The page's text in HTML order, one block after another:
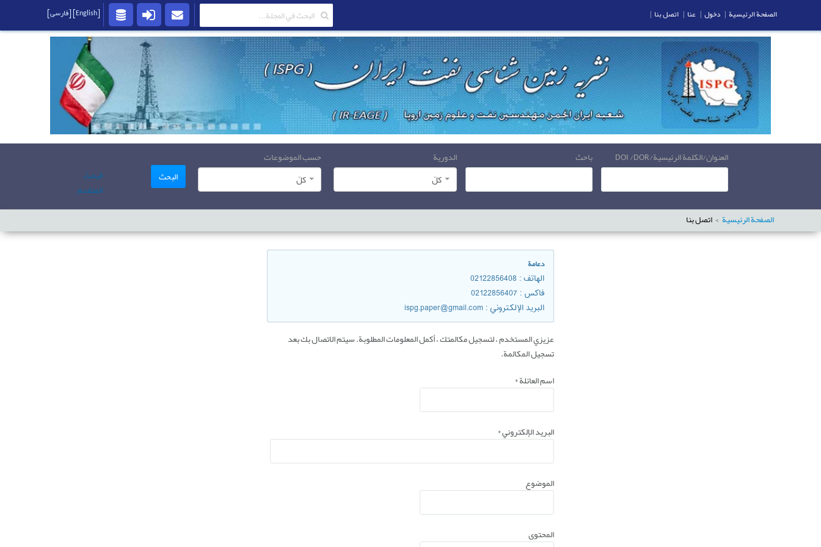
العنوان/الكلمة الرئيسية/DOI /DOR باحث
الدورية
کلّ
حسب الموضوعات
کلّ
البحث
البحث
المتقدم
الصفحة الرئيسية اتصل بنا
دعامة
الهاتف: 02122856408
فاکس : 02122856407
البريد الإلکتروني: ispg.paper@gmail.com
عزيزي المستخدم ، لتسجيل مكالمتك ، أكمل المعلومات المطلوبة. سيتم الاتصال بك بعد
تسجيل المكالمة.
اسم العائلة*
البريد الإلکتروني*
الموضوع
المحتوى
الصفحة الرئيسية | دخول | عنا | اتصل بنا |
[English] [فارسی]